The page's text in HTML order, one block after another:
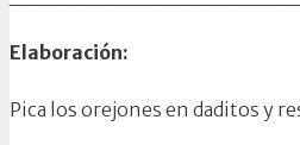
Elaboración:
Pica los orejones en daditos y